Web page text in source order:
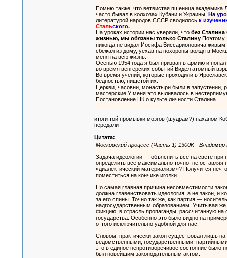
Помню также, что ветвистая пшеница академика
часто бывал в колхозах Кубани и Украины.
На
литературой народов СССР сводилось к
Стальского.
На уроках истории нас уверяли, что без
жизнью, мы обязаны только СталинуПоэтому,
никогда не видал Иосифа Виссарионовича
сбежал из дому, уехав на похороны вождя в
меня на всю жизнь.
Осенью 1954 года я был призван в армию и
во время венгерских событий Видел атомный
Во время учений, которые проходили в
бедностью, нищетой их.
Церкви, часовни, монастыри были в
мастерские У меня это выливалось в
Постановление ЦК о культе личности Сталина
итоги той промывки мозгов (шудрам?) паханом
передали
Цитата:
Московский процесс (Часть 1) 1300K -
Задача идеологии — объяснить все на свете
определить все максимально точно, не
«диалектический материализм»? Получится
поместиться на кончике иголки.
Но самая главная причина несовместимости
должна главенствовать идеология, а не закон, и
за его спины. Точно так же, как партия —
надгосударственным образованием. Учитывая
фикцию, в отрасль пропаганды, рассчитанную на
государства. Особенно это было видно на
оттого исключительно удобной для нас.
Словом, практически закон существовал лишь
ведомственными, государственными,
это в единое непротиворечивое состояние было
был новейшим законодательным актом.